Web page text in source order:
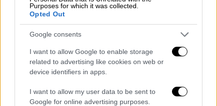
Purposes for which it was collected.
Opted Out
Google consents
I want to allow Google to enable storage
related to advertising like cookies on web or
device identifiers in apps.
I want to allow my user data to be sent to
Google for online advertising purposes.
τροφοδοτεί την ανοδική πορεία των
των ακινήτων,
στοιχεία για την πορεία της αγοράς.
Σύμφωνα με τα στοιχεία τηςΤράπεζας της
Ελλάδοςτο β’ τρίμηνο το 2024 οι τιμές των
διαμερισμάτων αυξήθηκαν κατά 9,2%
συγκριτικά με το αντίστοιχο τρίμηνο του
2023 ενώ κατά την αντίστοιχη σύγκριση